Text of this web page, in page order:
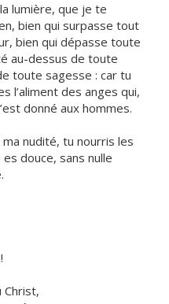
lumière, que je te
bien qui surpasse tout
bien qui dépasse toute
au-dessus de toute
toute sagesse : car tu
l’aliment des anges qui,
donné aux hommes.
nudité, tu nourris les
douce, sans nulle